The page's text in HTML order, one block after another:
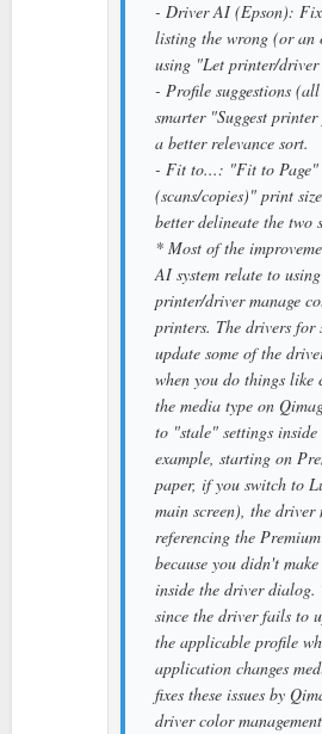
- Driver AI (Epson):
listing the wrong (or an
using "Let printer/driver
- Profile suggestions
smarter "Suggest
a better relevance sort.
- Fit to...: "Fit to Page"
(scans/copies)" print
better delineate the two
* Most of the
AI system relate to
printer/driver manage
printers. The drivers for
update some of the
when you do things like
the media type on
to "stale" settings
example, starting on
paper, if you switch to
main screen), the driver
referencing the
because you didn't
inside the driver dialog.
since the driver fails to
the applicable profile
application changes
fixes these issues by
driver color